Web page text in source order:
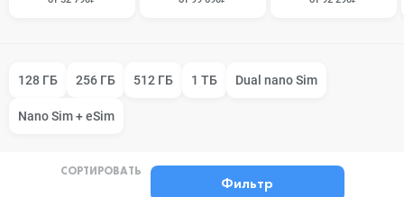
128 ГБ 256 ГБ 512 ГБ 1 ТБ Dual nano Sim
Nano Sim + eSim
СОРТИРОВАТЬ
Фильтр